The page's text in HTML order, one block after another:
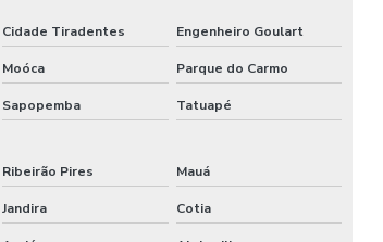
Cidade Tiradentes Engenheiro Goulart
Moóca Parque do Carmo
Sapopemba Tatuapé
Ribeirão Pires Mauá
Jandira Cotia